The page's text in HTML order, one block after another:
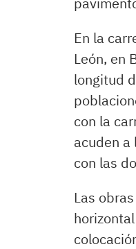
En la
León, en
longitud
con la
acuden a
con las
Las